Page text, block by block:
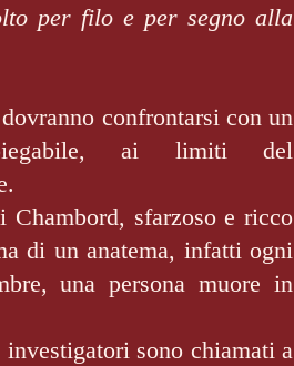
per filo e per segno alla
confrontarsi con un
ai limiti del
Chambord, sfarzoso e ricco
di un anatema, infatti ogni
una persona muore in
sono chiamati a